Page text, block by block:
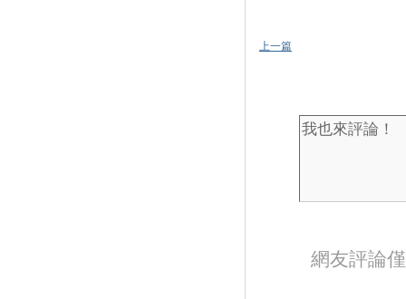
上一篇
網友評論